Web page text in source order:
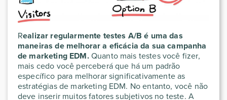
Realizar regularmente testes A/B é uma das
maneiras de melhorar a eficácia da sua campanha
de marketing EDM.Quanto mais testes você fizer,
mais cedo você perceberá que há um padrão
específico para melhorar significativamente as
estratégias de marketing EDM. No entanto, você não
deve inserir muitos fatores subjetivos no teste. A